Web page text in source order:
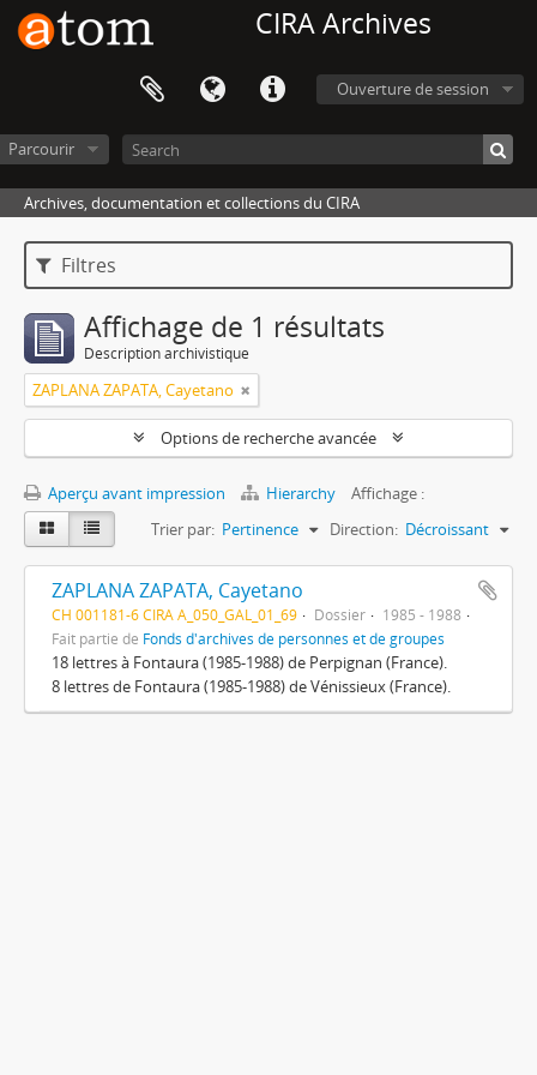
CIRA Archives
Ouverture de session
Parcourir
Archives, documentation et collections du CIRA
Filtres
Affichage de 1 résultats
Description archivistique
ZAPLANA ZAPATA, Cayetano
Options de recherche avancée
Aperçu avant impression Hierarchy
Affichage :
Trier par: Pertinence Direction: Décroissant
ZAPLANA ZAPATA, Cayetano
CH 001181-6 CIRA A_050_GAL_01_69 Dossier
1985 - 1988
Fait partie de Fonds d'archives de personnes et de groupes
18 lettres à Fontaura (1985-1988) de Perpignan (France).
8 lettres de Fontaura (1985-1988) de Vénissieux (France).